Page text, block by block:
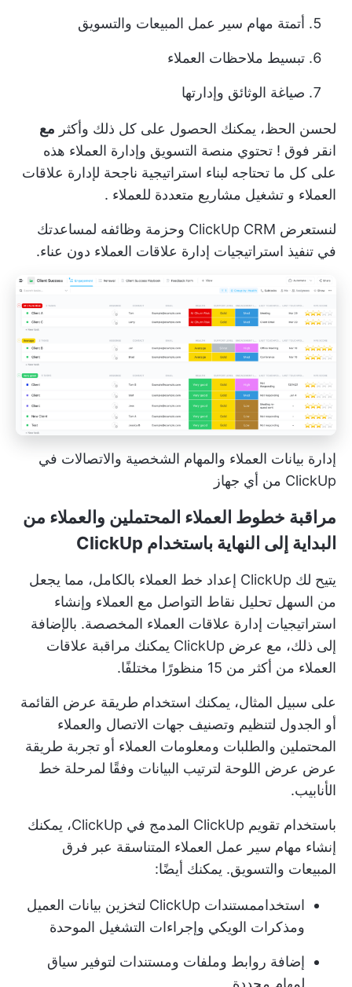
أتمتة مهام سير عمل المبيعات والتسويق
تبسيط ملاحظات العملاء
صياغة الوثائق وإدارتها
لحسن الحظ، يمكنك الحصول على كل ذلك وأكثر مع
انقر فوق ! تحتوي منصة التسويق وإدارة العملاء هذه
على كل ما تحتاجه لبناء استراتيجية ناجحة لإدارة علاقات
العملاء و تشغيل مشاريع متعددة للعملاء .
لنستعرض ClickUp CRM وحزمة وظائفه لمساعدتك
في تنفيذ استراتيجيات إدارة علاقات العملاء دون عناء.
إدارة بيانات العملاء والمهام الشخصية والاتصالات في
ClickUp من أي جهاز
مراقبة خطوط العملاء المحتملين والعملاء من
البداية إلى النهاية باستخدام ClickUp
يتيح لك ClickUp إعداد خط العملاء بالكامل، مما يجعل
من السهل تحليل نقاط التواصل مع العملاء وإنشاء
استراتيجيات إدارة علاقات العملاء المخصصة. بالإضافة
إلى ذلك، مع عرض ClickUp
يمكنك مراقبة علاقات
العملاء من أكثر من 15 منظورًا مختلفًا.
على سبيل المثال، يمكنك استخدام طريقة عرض القائمة
أو الجدول لتنظيم وتصنيف جهات الاتصال والعملاء
المحتملين والطلبات ومعلومات العملاء أو تجربة طريقة
عرض عرض اللوحة لترتيب البيانات وفقًا لمرحلة خط
الأنابيب.
باستخدام تقويم ClickUp المدمج في ClickUp، يمكنك
إنشاء مهام سير عمل العملاء المتناسقة عبر فرق
المبيعات والتسويق. يمكنك أيضًا:
استخداممستندات ClickUp
لتخزين بيانات العميل
ومذكرات الويكي وإجراءات التشغيل الموحدة
إضافة روابط وملفات ومستندات لتوفير سياق